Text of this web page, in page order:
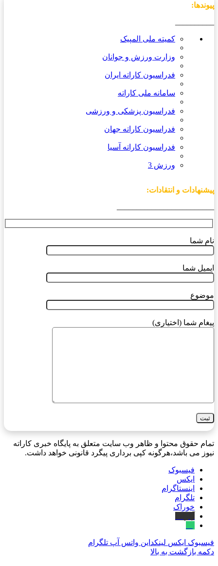
پیوندها:
کمیته ملی المپیک
وزارت ورزش و جوانان
فدراسیون کاراته ایران
سامانه ملی کاراته
فدراسیون پزشکی و ورزشی
فدراسیون کاراته جهان
فدراسیون کاراته آسیا
ورزش 3
پیشنهادات و انتقادات:
نام شما
ایمیل شما
موضوع
پیغام شما (اختیاری)
تمام حقوق محتوا و ظاهر وب سایت متعلق به پایگاه خبری کاراته
نیوز می باشد،هرگونه کپی برداری پیگرد قانونی خواهد داشت.
فیسبوک
ایکس
اینستاگرام
تلگرام
خوراک
فیسبوک ایکس لینکداین واتس آپ تلگرام
دکمه بازگشت به بالا